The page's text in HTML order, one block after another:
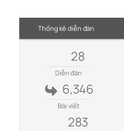
Thống kê diễn đàn
28
Diễn đàn
6,346
Bài viết
283